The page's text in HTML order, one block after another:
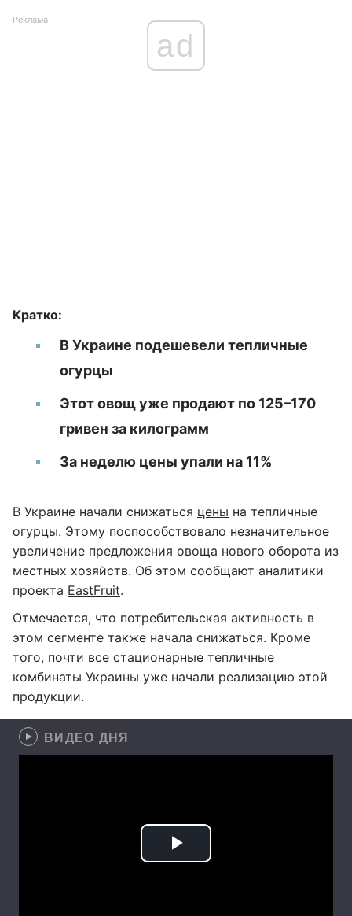
Реклама
ad
Кратко:
В Украине подешевели тепличные
огурцы
Этот овощ уже продают по 125–170
гривен за килограмм
За неделю цены упали на 11%
В Украине начали снижаться цены на тепличные
огурцы. Этому поспособствовало незначительное
увеличение предложения овоща нового оборота из
местных хозяйств. Об этом сообщают аналитики
проекта EastFruit.
Отмечается, что потребительская активность в
этом сегменте также начала снижаться. Кроме
того, почти все стационарные тепличные
комбинаты Украины уже начали реализацию этой
продукции.
ВИДЕО ДНЯ